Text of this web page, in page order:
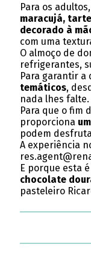
Para os
maracujá,
decorado à
com uma
O almoço de
refrigerantes,
Para garantir a
temáticos,
nada lhes falte.
Para que o fim
proporciona
podem
A experiência
E porque esta
chocolate
pasteleiro